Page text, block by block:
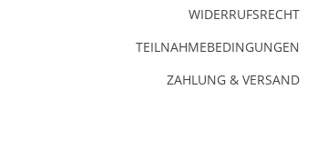
WIDERRUFSRECHT
TEILNAHMEBEDINGUNGEN
ZAHLUNG & VERSAND